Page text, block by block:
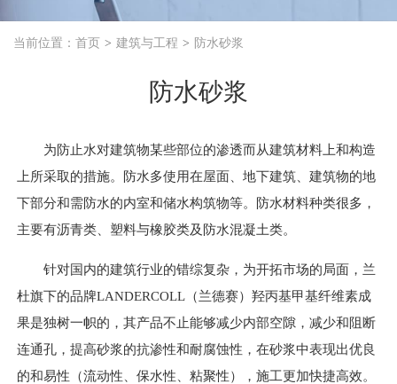
当前位置： 首页 建筑与工程 防水砂浆
防水砂浆
为防止水对建筑物某些部位的渗透而从建筑材料上和构造
上所采取的措施。防水多使用在屋面、地下建筑、建筑物的地
下部分和需防水的内室和储水构筑物等。防水材料种类很多，
主要有沥青类、塑料与橡胶类及防水混凝土类。
针对国内的建筑行业的错综复杂，为开拓市场的局面，兰
杜旗下的品牌LANDERCOLL（兰德赛）羟丙基甲基纤维素成
果是独树一帜的，其产品不止能够减少内部空隙，减少和阻断
连通孔，提高砂浆的抗渗性和耐腐蚀性，在砂浆中表现出优良
的和易性（流动性、保水性、粘聚性），施工更加快捷高效。